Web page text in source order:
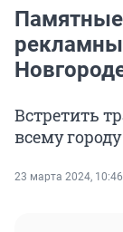
Памятные
Встретить
всему городу
23 марта 2024, 10:46